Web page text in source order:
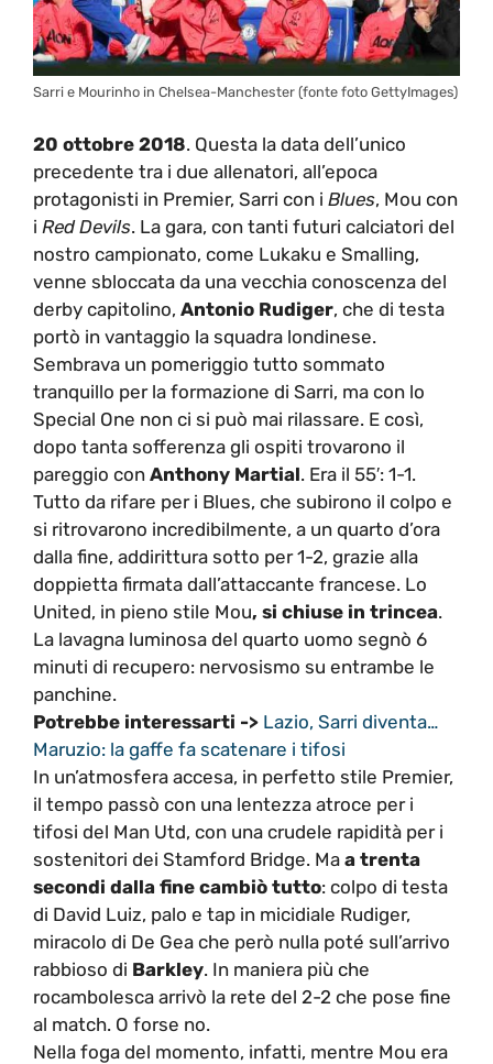
Sarri e Mourinho in Chelsea-Manchester (fonte foto GettyImages)
20 ottobre 2018. Questa la data dell’unico
precedente tra i due allenatori, all’epoca
protagonisti in Premier, Sarri con i Blues, Mou con
i Red Devils. La gara, con tanti futuri calciatori del
nostro campionato, come Lukaku e Smalling,
venne sbloccata da una vecchia conoscenza del
derby capitolino, Antonio Rudiger, che di testa
portò in vantaggio la squadra londinese.
Sembrava un pomeriggio tutto sommato
tranquillo per la formazione di Sarri, ma con lo
Special One non ci si può mai rilassare. E così,
dopo tanta sofferenza gli ospiti trovarono il
pareggio con Anthony Martial. Era il 55′: 1-1.
Tutto da rifare per i Blues, che subirono il colpo e
si ritrovarono incredibilmente, a un quarto d’ora
dalla fine, addirittura sotto per 1-2, grazie alla
doppietta firmata dall’attaccante francese. Lo
United, in pieno stile Mou, si chiuse in trincea.
La lavagna luminosa del quarto uomo segnò 6
minuti di recupero: nervosismo su entrambe le
panchine.
Potrebbe interessarti -> Lazio, Sarri diventa…
Maruzio: la gaffe fa scatenare i tifosi
In un’atmosfera accesa, in perfetto stile Premier,
il tempo passò con una lentezza atroce per i
tifosi del Man Utd, con una crudele rapidità per i
sostenitori dei Stamford Bridge. Ma a trenta
secondi dalla fine cambiò tutto: colpo di testa
di David Luiz, palo e tap in micidiale Rudiger,
miracolo di De Gea che però nulla poté sull’arrivo
rabbioso di Barkley. In maniera più che
rocambolesca arrivò la rete del 2-2 che pose fine
al match. O forse no.
Nella foga del momento, infatti, mentre Mou era